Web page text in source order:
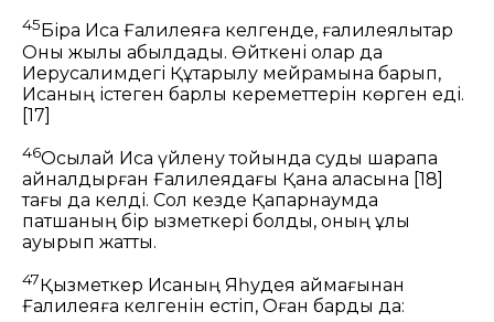
45 Бірақ Иса Ғалилеяға келгенде, ғалилеялықтар
Оны жылы қабылдады. Өйткені олар да
Иерусалимдегі Құтқарылу мейрамына барып,
Исаның істеген барлық кереметтерін көрген еді.
[17]
46Осылай Иса үйлену тойында суды шарапқа
айналдырған Ғалилеядағы Қана қаласына [18]
тағы да келді. Сол кезде Қапарнаумда
патшаның бір қызметкері болды, оның ұлы
ауырып жатты.
47Қызметкер Исаның Яһудея аймағынан
Ғалилеяға келгенін естіп, Оған барды да: